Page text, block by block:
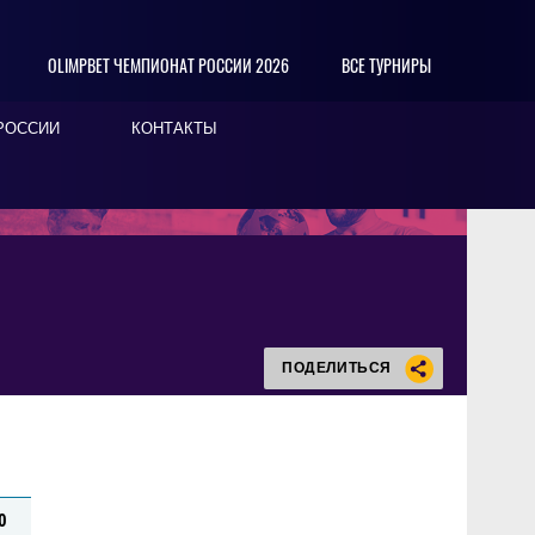
OLIMPBET ЧЕМПИОНАТ РОССИИ 2026 ВСЕ ТУРНИРЫ
КОНТАКТЫ
ПОДЕЛИТЬСЯ